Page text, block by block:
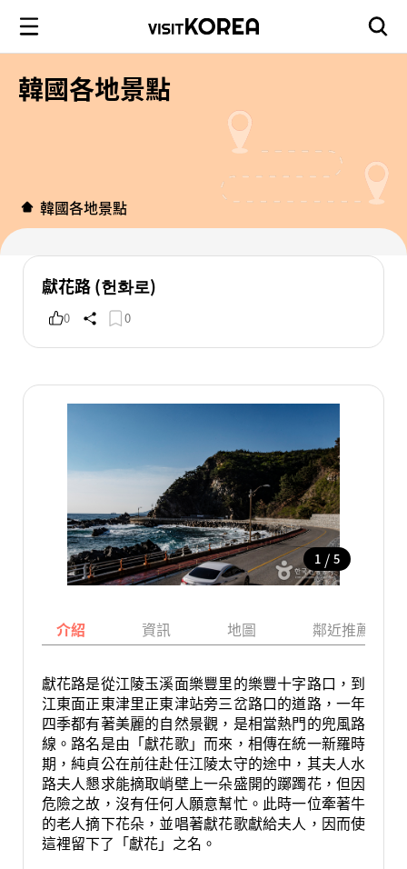
韓國各地景點
韓國各地景點
獻花路 (헌화로)
0 0
1 / 5
介紹 資訊 地圖 鄰近推薦景點
獻花路是從江陵玉溪面樂豐里的樂豐十字路口，到
江東面正東津里正東津站旁三岔路口的道路，一年
四季都有著美麗的自然景觀，是相當熱門的兜風路
線。路名是由「獻花歌」而來，相傳在統一新羅時
期，純貞公在前往赴任江陵太守的途中，其夫人水
路夫人懇求能摘取峭壁上一朵盛開的躑躅花，但因
危險之故，沒有任何人願意幫忙。此時一位牽著牛
的老人摘下花朵，並唱著獻花歌獻給夫人，因而使
這裡留下了「獻花」之名。